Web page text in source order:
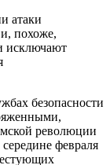
атаки
похоже,
исключают
безопасности
революции
февраля